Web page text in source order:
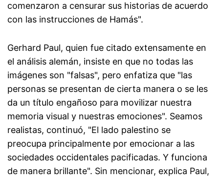
comenzaron a censurar sus historias de acuerdo
con las instrucciones de Hamás".
Gerhard Paul, quien fue citado extensamente en
el análisis alemán, insiste en que no todas las
imágenes son "falsas", pero enfatiza que "las
personas se presentan de cierta manera o se les
da un título engañoso para movilizar nuestra
memoria visual y nuestras emociones". Seamos
realistas, continuó, "El lado palestino se
preocupa principalmente por emocionar a las
sociedades occidentales pacificadas. Y funciona
de manera brillante". Sin mencionar, explica Paul,